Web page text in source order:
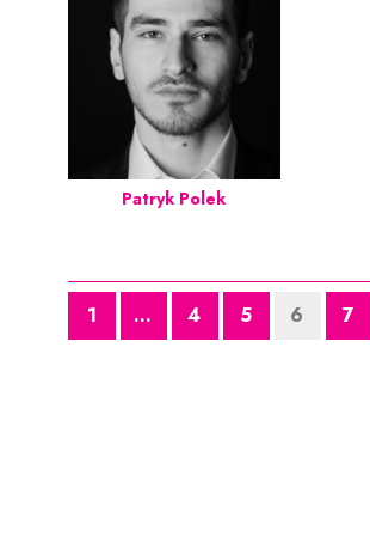
Patryk Polek
1 ... 4 5 6 7